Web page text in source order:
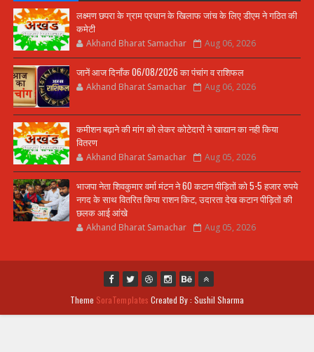
लक्ष्मण छपरा के ग्राम प्रधान के खिलाफ जांच के लिए डीएम ने गठित की
कमेटी
Akhand Bharat Samachar Aug 06, 2026
जानें आज दिनाँक 06/08/2026 का पंचांग व राशिफल
Akhand Bharat Samachar Aug 06, 2026
कमीशन बढ़ाने की मांग को लेकर कोटेदारों ने खाद्यान का नही किया
वितरण
Akhand Bharat Samachar Aug 05, 2026
भाजपा नेता शिवकुमार वर्मा मंटन ने 60 कटान पीड़ितों को 5-5 हजार रुपये
नगद के साथ वितरित किया राशन किट, उदारता देख कटान पीड़ितों की
छलक आई आंखे
Akhand Bharat Samachar Aug 05, 2026
Theme SoraTemplates Created By : Sushil Sharma